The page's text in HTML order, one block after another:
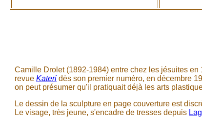
Camille Drolet (1892-1984) entre chez les jésuites en
revue Kateri dès son premier numéro, en décembre
on peut présumer qu'il pratiquait déjà les arts
Le dessin de la sculpture en page couverture est
Le visage, très jeune, s'encadre de tresses depuis